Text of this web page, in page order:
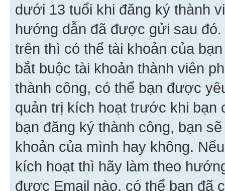
dưới 13 tuổi khi đăng ký thành
hướng dẫn đã được gửi sau
trên thì có thể tài khoản của
bắt buộc tài khoản thành viên
thành công, có thể bạn được
quản trị kích hoạt trước khi bạn
bạn đăng ký thành công, bạn
khoản của mình hay không.
kích hoạt thì hãy làm theo
được Email nào, có thể bạn đã